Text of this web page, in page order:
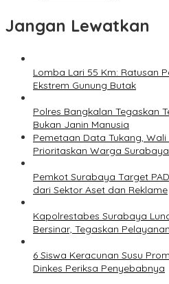
Jangan Lewatkan
Lomba Lari 55 Km: Ratusan
Ekstrem Gunung Butak
Polres Bangkalan Tegaskan
Bukan Janin Manusia
Pemetaan Data Tukang,
Prioritaskan Warga
Pemkot Surabaya Target
dari Sektor Aset dan Reklame
Kapolrestabes Surabaya
Bersinar, Tegaskan
6 Siswa Keracunan Susu
Dinkes Periksa Penyebabnya